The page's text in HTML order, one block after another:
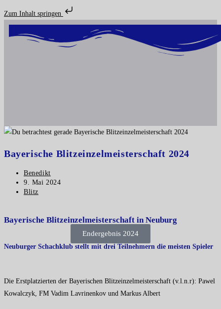
Zum Inhalt springen
Bayerische Blitzeinzelmeisterschaft 2024
Benedikt
9. Mai 2024
Blitz
Bayerische Blitzeinzelmeisterschaft in Neuburg
Endergebnis 2024
Neuburger Schachklub stellt mit drei Teilnehmern die meisten Spieler
Die Erstplatzierten der Bayerischen Blitzeinzelmeisterschaft (v.l.n.r): Pawel
Kowalczyk, FM Vadim Lavrinenkov und Markus Albert